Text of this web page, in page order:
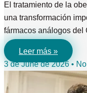
El tratamiento de la
una transformación
fármacos análogos del
Leer más »
3 de June de 2026